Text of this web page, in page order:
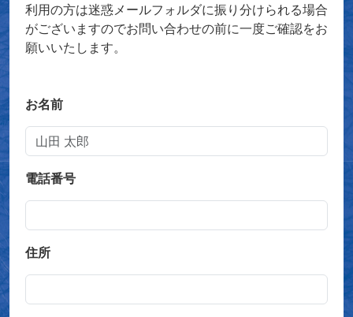
利用の方は迷惑メールフォルダに振り分けられる場合
がございますのでお問い合わせの前に一度ご確認をお
願いいたします。
お名前
電話番号
住所